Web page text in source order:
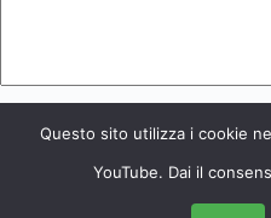
Invia commento
Questo sito utilizza i cookie
YouTube. Dai il